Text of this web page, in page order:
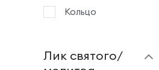
Кольцо
Лик святого/